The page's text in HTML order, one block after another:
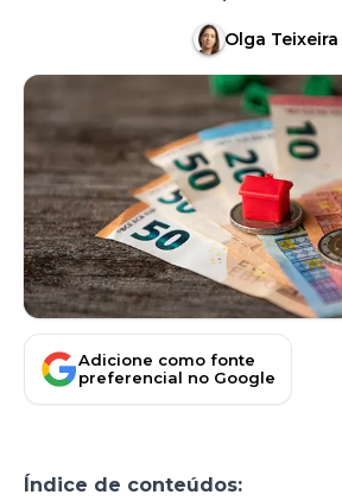
Olga Teixeira
Adicione como fonte
preferencial no Google
Índice de conteúdos: